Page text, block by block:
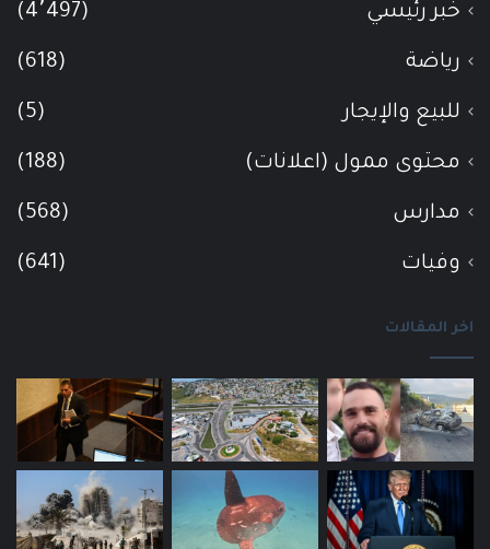
خبر رئيسي (4٬497)
رياضة (618)
للبيع والإيجار (5)
محتوى ممول (اعلانات) (188)
مدارس (568)
وفيات (641)
اخر المقالات